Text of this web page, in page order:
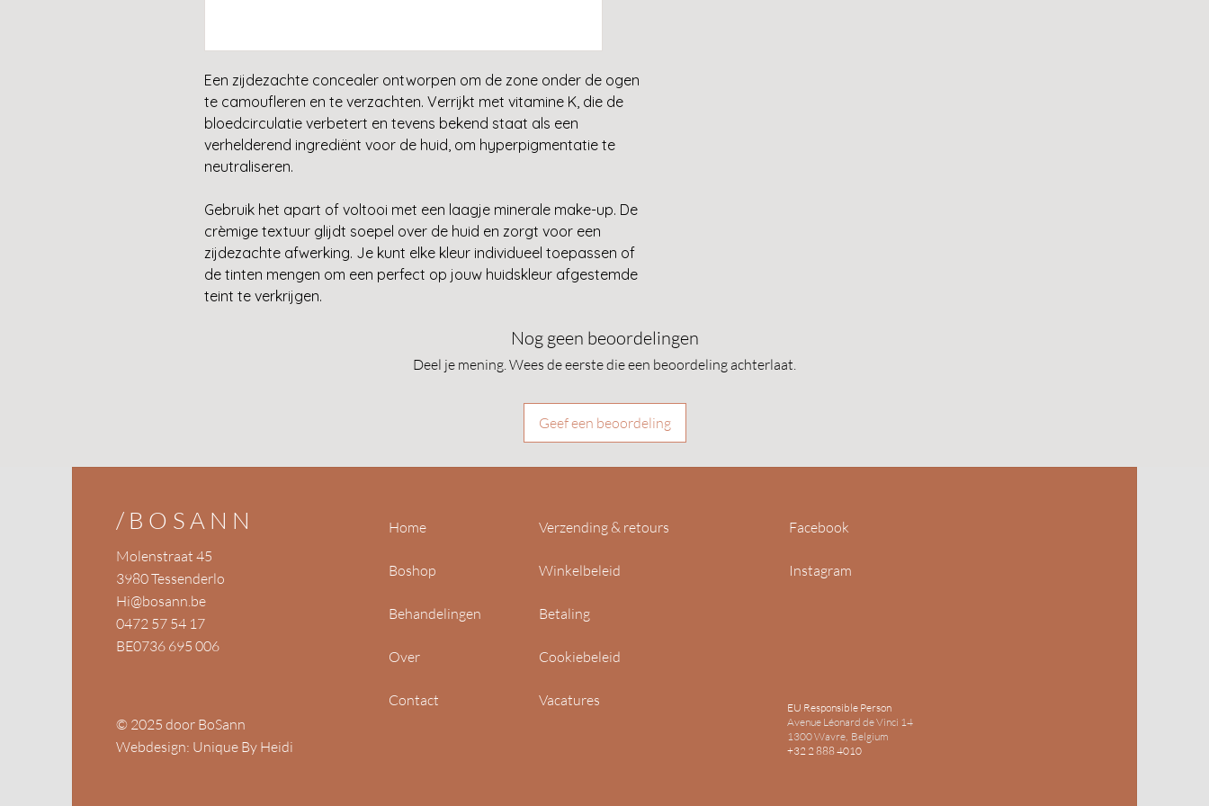
Een zijdezachte concealer ontworpen om de zone onder de ogen
te camoufleren en te verzachten. Verrijkt met vitamine K, die de
bloedcirculatie verbetert en tevens bekend staat als een
verhelderend ingrediënt voor de huid, om hyperpigmentatie te
neutraliseren.
Gebruik het apart of voltooi met een laagje minerale make-up. De
crèmige textuur glijdt soepel over de huid en zorgt voor een
zijdezachte afwerking. Je kunt elke kleur individueel toepassen of
de tinten mengen om een perfect op jouw huidskleur afgestemde
teint te verkrijgen.
Nog geen beoordelingen
Deel je mening. Wees de eerste die een beoordeling achterlaat.
Geef een beoordeling
/BOSANN
Molenstraat 45
3980 Tessenderlo
Hi@bosann.be
0472 57 54 17
BE0736 695 006
© 2025 door BoSann
Webdesign: Unique By Heidi
Home
Boshop
Behandelingen
Over
Contact
Verzending & retours
Winkelbeleid
Betaling
Cookiebeleid
Vacatures
Facebook
Instagram
EU Responsible Person
Avenue Léonard de Vinci 14
1300 Wavre, Belgium
+32 2 888 4010